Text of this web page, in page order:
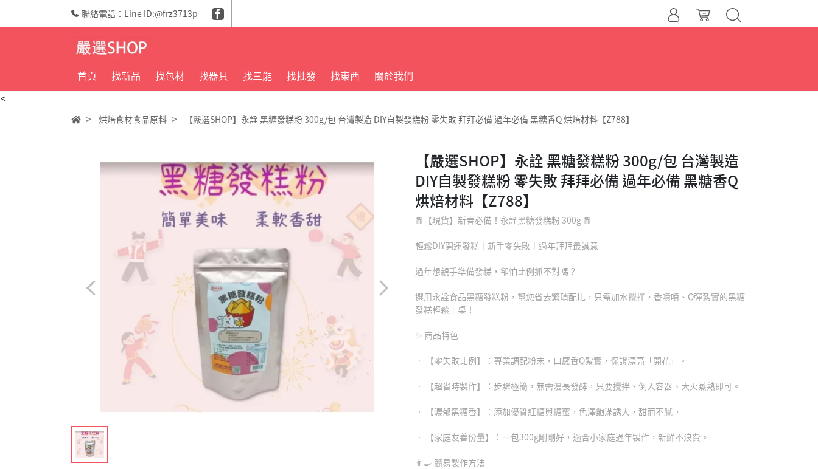
<
聯絡電話：Line ID:@frz3713p
首頁 找新品 找包材 找器具 找三能 找批發 找東西 關於我們
烘焙食材食品原料 【嚴選SHOP】永詮 黑糖發糕粉 300g/包 台灣製造 DIY自製發糕粉 零失敗 拜拜必備 過年必備 黑糖香Q 烘焙材料【Z788】
【嚴選SHOP】永詮 黑糖發糕粉 300g/包 台灣製造
DIY自製發糕粉 零失敗 拜拜必備 過年必備 黑糖香Q
烘焙材料【Z788】
🧧【現貨】新春必備！永詮黑糖發糕粉 300g 🧧
輕鬆DIY開運發糕｜新手零失敗｜過年拜拜最誠意
過年想親手準備發糕，卻怕比例抓不對嗎？
選用永詮食品黑糖發糕粉，幫您省去繁瑣配比，只需加水攪拌，香噴噴、Q彈紮實的黑糖
發糕輕鬆上桌！
✨ 商品特色
• 【零失敗比例】：專業調配粉末，口感香Q紮實，保證漂亮「開花」。
• 【超省時製作】：步驟極簡，無需漫長發酵，只要攪拌、倒入容器、大火蒸熟即可。
• 【濃郁黑糖香】：添加優質紅糖與糖蜜，色澤飽滿誘人，甜而不膩。
• 【家庭友善份量】：一包300g剛剛好，適合小家庭過年製作，新鮮不浪費。
👨‍🍳 簡易製作方法